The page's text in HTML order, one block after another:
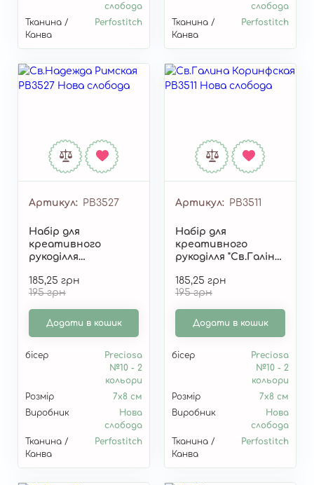
слобода
Тканина /
Канва
Perfostitch
слобода
Тканина /
Канва
Perfostitch
Артикул РВ3527
Набір для
креативного
рукоділля
Римська" РВ3527
185,25 грн
195 грн
Додати в кошик
бісер
Preciosa
№10 - 2
кольори
Розмір
7х8 см
Виробник
Нова
слобода
Тканина /
Канва
Perfostitch
Артикул РВ3511
Набір для
креативного
рукоділля "Св.Галіна
185,25 грн
195 грн
Додати в кошик
бісер
Preciosa
№10 - 2
кольори
Розмір
7х8 см
Виробник
Нова
слобода
Тканина /
Канва
Perfostitch